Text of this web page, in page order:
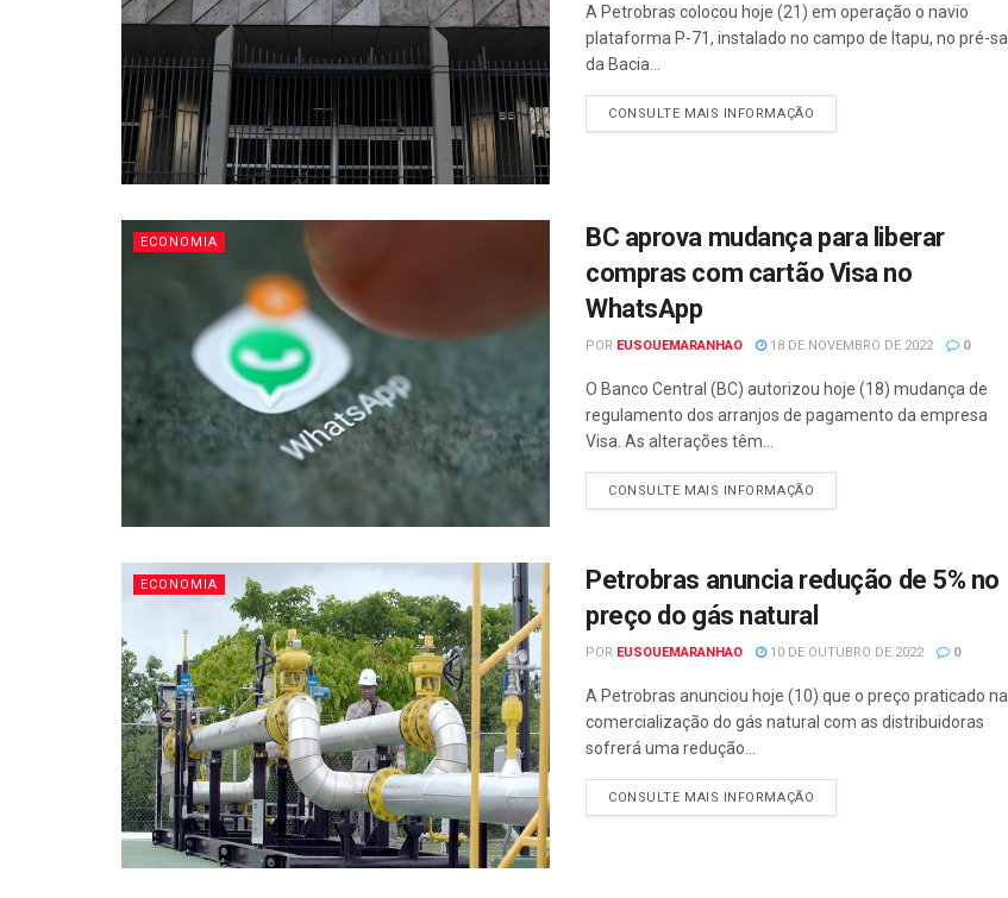
A Petrobras colocou hoje (21) em operação o navio
plataforma P-71, instalado no campo de Itapu, no pré-sal
da Bacia...
CONSULTE MAIS INFORMAÇÃO
ECONOMIA
BC aprova mudança para liberar
compras com cartão Visa no
WhatsApp
POR EUSOUEMARANHAO 18 DE NOVEMBRO DE 2022 0
O Banco Central (BC) autorizou hoje (18) mudança de
regulamento dos arranjos de pagamento da empresa
Visa. As alterações têm...
CONSULTE MAIS INFORMAÇÃO
ECONOMIA
Petrobras anuncia redução de 5% no
preço do gás natural
POR EUSOUEMARANHAO 10 DE OUTUBRO DE 2022 0
A Petrobras anunciou hoje (10) que o preço praticado na
comercialização do gás natural com as distribuidoras
sofrerá uma redução...
CONSULTE MAIS INFORMAÇÃO